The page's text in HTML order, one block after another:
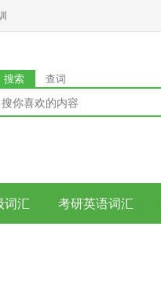
搜索 查词
词汇 考研英语词汇